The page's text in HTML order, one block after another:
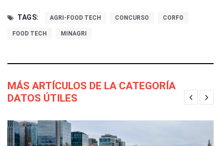
TAGS: AGRI-FOOD TECH CONCURSO CORFO
FOOD TECH MINAGRI
MÁS ARTÍCULOS DE LA CATEGORÍA
DATOS ÚTILES